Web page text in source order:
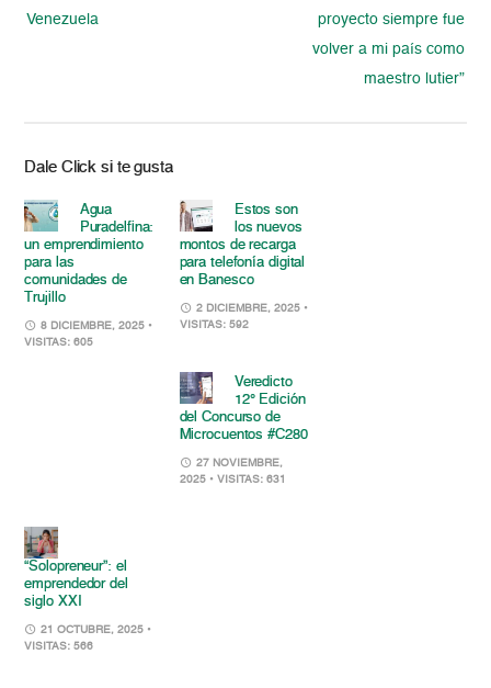
Venezuela
proyecto siempre fue
volver a mi país como
maestro lutier”
Dale Click si te gusta
Agua
Puradelfina:
un emprendimiento
para las
comunidades de
Trujillo
8 DICIEMBRE, 2025 •
VISITAS: 605
Estos son
los nuevos
montos de recarga
para telefonía digital
en Banesco
2 DICIEMBRE, 2025 •
VISITAS: 592
Veredicto
12° Edición
del Concurso de
Microcuentos #C280
27 NOVIEMBRE,
2025 • VISITAS: 631
“Solopreneur”: el
emprendedor del
siglo XXI
21 OCTUBRE, 2025 •
VISITAS: 566